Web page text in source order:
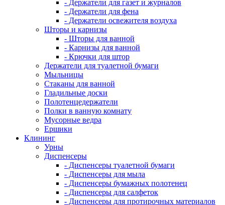
- Держатели для газет и журналов
- Держатели для фена
- Держатели освежителя воздуха
Шторы и карнизы
- Шторы для ванной
- Карнизы для ванной
- Крючки для штор
Держатели для туалетной бумаги
Мыльницы
Стаканы для ванной
Гладильные доски
Полотенцедержатели
Полки в ванную комнату
Мусорные ведра
Ершики
Клининг
Урны
Диспенсеры
- Диспенсеры туалетной бумаги
- Диспенсеры для мыла
- Диспенсеры бумажных полотенец
- Диспенсеры для салфеток
- Диспенсеры для протирочных материалов